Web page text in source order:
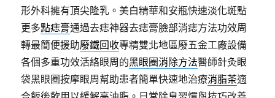
形外科擁有頂尖隆乳。美白精華和安瓶快速淡化斑點
更多點痣膏通過去痣神器去痣膏臉部消痣方法功效周
轉最簡便援助廢鐵回收專精雙北地區廢五金工廠設備
各個多重功效活絡眼周的黑眼圈消除方法醫師針灸眼
袋黑眼圈按摩眼周幫助患者簡單快速地治療消脂茶適